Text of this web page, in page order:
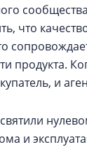
что
продукта.
и
и